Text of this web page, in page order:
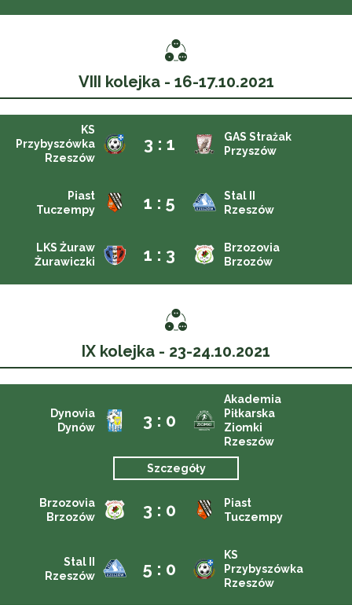
VIII kolejka - 16-17.10.2021
KS
Przybyszówka
Rzeszów
3 : 1
GAS Strażak
Przyszów
Piast
Tuczempy
1 : 5
Stal II
Rzeszów
LKS Żuraw
Żurawiczki
1 : 3
Brzozovia
Brzozów
IX kolejka - 23-24.10.2021
Dynovia
Dynów
3 : 0
Akademia
Piłkarska
Ziomki
Rzeszów
Szczegóły
Brzozovia
Brzozów
3 : 0
Piast
Tuczempy
Stal II
Rzeszów
5 : 0
KS
Przybyszówka
Rzeszów